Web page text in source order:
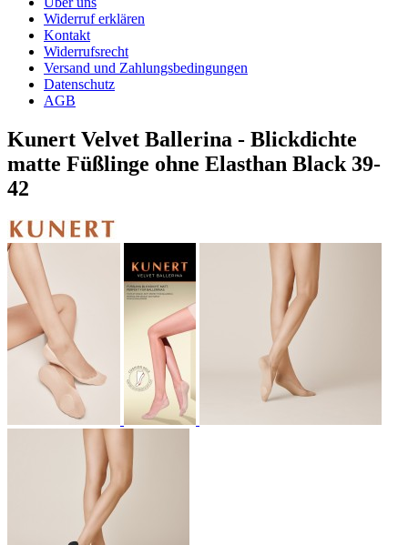
Widerruf erklären
Kontakt
Widerrufsrecht
Versand und Zahlungsbedingungen
Datenschutz
AGB
Kunert Velvet Ballerina - Blickdichte
matte Füßlinge ohne Elasthan Black 39-
42